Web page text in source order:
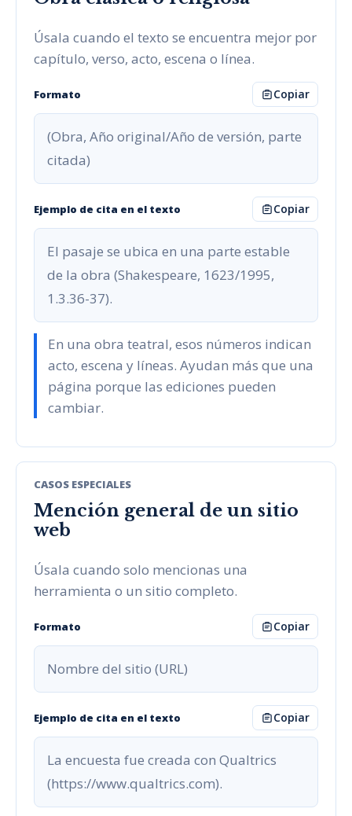
Úsala cuando el texto se encuentra mejor por
capítulo, verso, acto, escena o línea.
Formato Copiar
(Obra, Año original/Año de versión, parte
citada)
Ejemplo de cita en el texto Copiar
El pasaje se ubica en una parte estable
de la obra (Shakespeare, 1623/1995,
1.3.36-37).
En una obra teatral, esos números indican
acto, escena y líneas. Ayudan más que una
página porque las ediciones pueden
cambiar.
CASOS ESPECIALES
Mención general de un sitio
web
Úsala cuando solo mencionas una
herramienta o un sitio completo.
Formato Copiar
Nombre del sitio (URL)
Ejemplo de cita en el texto Copiar
La encuesta fue creada con Qualtrics
(https://www.qualtrics.com).